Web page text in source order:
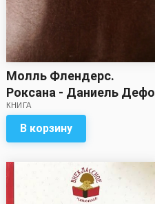
Молль Флендерс.
Роксана - Даниель Дефо
КНИГА
В корзину